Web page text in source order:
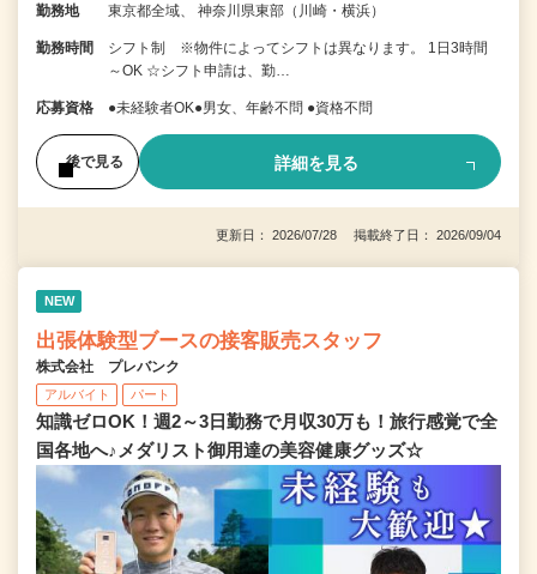
勤務地 東京都全域、 神奈川県東部（川崎・横浜）
勤務時間
シフト制 ※物件によってシフトは異なります。 1日3時間
～OK ☆シフト申請は、勤…
応募資格 ●未経験者OK●男女、年齢不問 ●資格不問
後で見る 詳細を見る
更新日： 2026/07/28 掲載終了日： 2026/09/04
NEW
出張体験型ブースの接客販売スタッフ
株式会社 プレバンク
アルバイト パート
知識ゼロOK！週2～3日勤務で月収30万も！旅行感覚で全
国各地へ♪メダリスト御用達の美容健康グッズ☆